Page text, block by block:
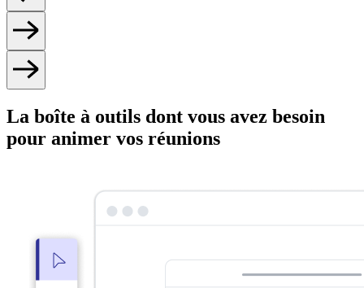
La boîte à outils dont vous avez besoin
pour animer vos réunions